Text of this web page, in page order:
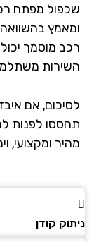
מפתח רכב
בהשוואה
מוסמך יכול
משתלמת
אם איבדתם
לפנות
ומקצועי,
קודן